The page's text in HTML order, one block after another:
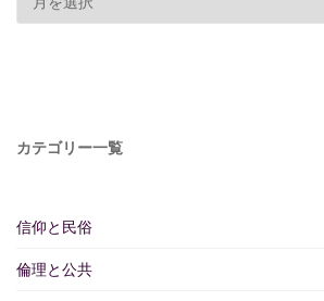
カテゴリー一覧
信仰と民俗
倫理と公共